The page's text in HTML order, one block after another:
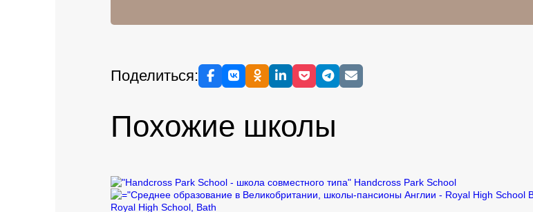
Поделиться:
Похожие школы
Handcross Park School
Royal High School, Bath